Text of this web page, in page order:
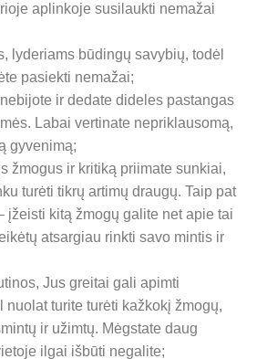
aplinkoje susilaukti nemažai
lyderiams būdingų savybių, todėl
pasiekti nemažai;
ir dedate dideles pastangas
Labai vertinate nepriklausomą,
gyvenimą;
žmogus ir kritiką priimate sunkiai,
turėti tikrų artimų draugų. Taip pat
įžeisti kitą žmogų galite net apie tai
atsargiau rinkti savo mintis ir
Jus greitai gali apimti
nuolat turite turėti kažkokį žmogų,
ir užimtų. Mėgstate daug
ilgai išbūti negalite;